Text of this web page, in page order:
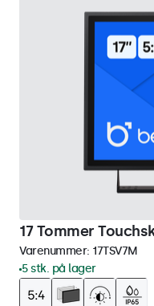
17 Tommer
Varenummer: 17TSV7M
5 stk. på lager